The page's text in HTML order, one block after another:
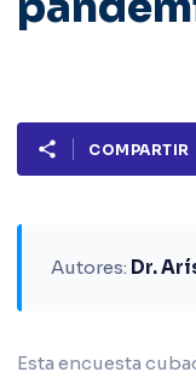
COMPARTIR
Autores: Dr.
Esta encuesta